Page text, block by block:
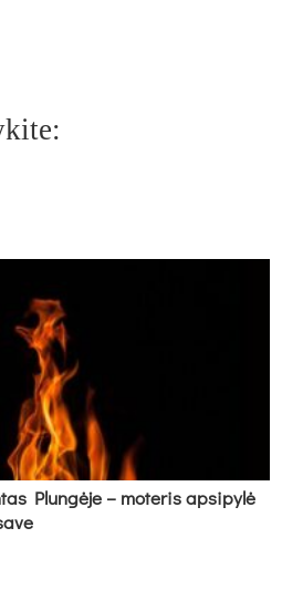
Plun­gė­je – mo­te­ris ap­si­py­lė